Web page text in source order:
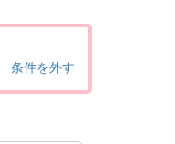
条件を外す